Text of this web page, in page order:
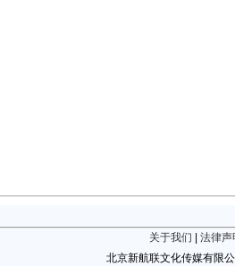
关于我们
法律声
北京新航联文化传媒有限